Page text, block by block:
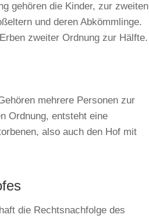
gehören die Kinder, zur zweiten
und deren Abkömmlinge.
zweiter Ordnung zur Hälfte.
mehrere Personen zur
Ordnung, entsteht eine
also auch den Hof mit
die Rechtsnachfolge des